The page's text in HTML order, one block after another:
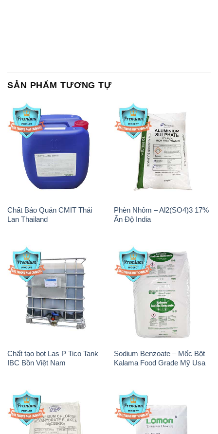
SẢN PHẨM TƯƠNG TỰ
Chất Bảo Quản CMIT Thái
Lan Thailand
Phèn Nhôm – Al2(SO4)3 17%
Ấn Độ India
Chất tạo bọt Las P Tico Tank
IBC Bồn Việt Nam
Sodium Benzoate – Mốc Bột
Kalama Food Grade Mỹ Usa